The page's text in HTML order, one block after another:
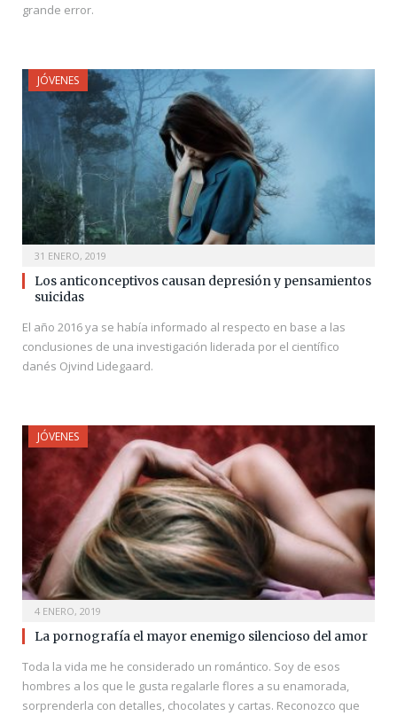
grande error.
JÓVENES
31 ENERO, 2019
Los anticonceptivos causan depresión y pensamientos
suicidas
El año 2016 ya se había informado al respecto en base a las
conclusiones de una investigación liderada por el científico
danés Ojvind Lidegaard.
JÓVENES
4 ENERO, 2019
La pornografía el mayor enemigo silencioso del amor
Toda la vida me he considerado un romántico. Soy de esos
hombres a los que le gusta regalarle flores a su enamorada,
sorprenderla con detalles, chocolates y cartas. Reconozco que